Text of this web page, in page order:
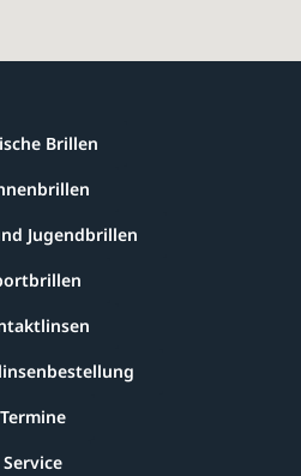
Brillen
Jugendbrillen
Termine
Service